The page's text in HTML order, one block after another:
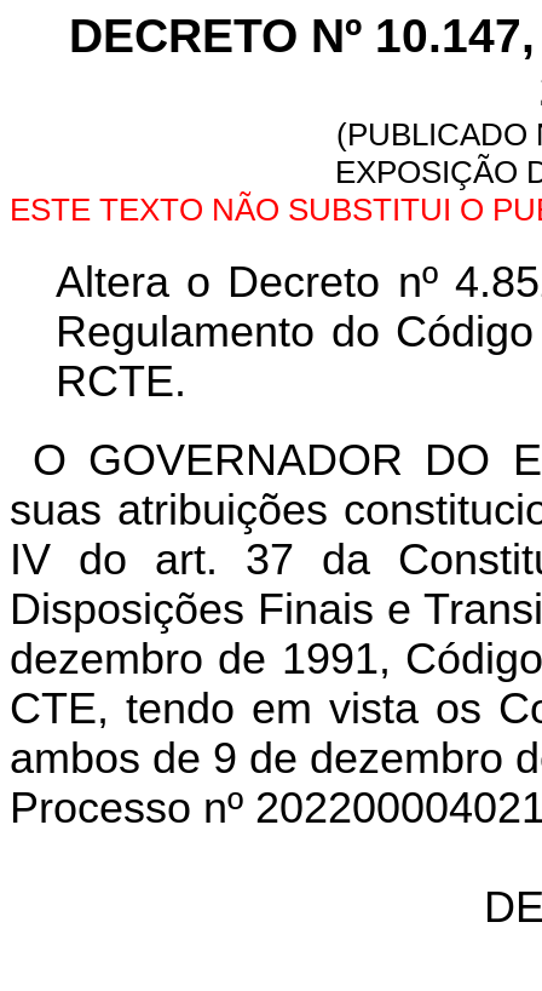
DECRETO Nº
(PUBLICADO
EXPOSIÇÃO
ESTE TEXTO NÃO SUBSTITUI O
Altera o Decreto nº
Regulamento do
RCTE.
O GOVERNADOR DO
suas atribuições
IV do art. 37 da
Disposições Finais e
dezembro de 1991,
CTE, tendo em vista os
ambos de 9 de dezembro
Processo nº